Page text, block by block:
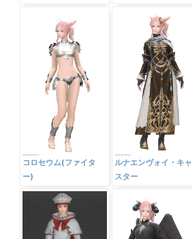
コロセウム(ファイタ
ー)
ルナエンヴォイ・キャ
スター